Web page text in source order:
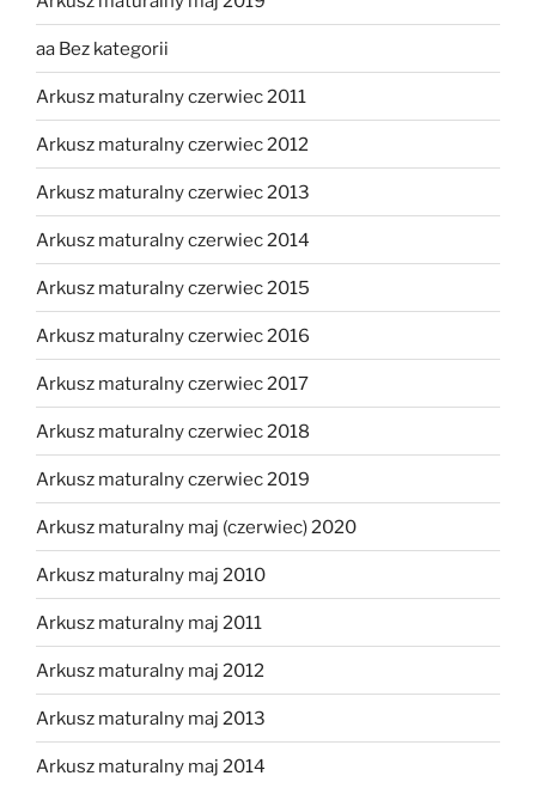
aa Bez kategorii
Arkusz maturalny czerwiec 2011
Arkusz maturalny czerwiec 2012
Arkusz maturalny czerwiec 2013
Arkusz maturalny czerwiec 2014
Arkusz maturalny czerwiec 2015
Arkusz maturalny czerwiec 2016
Arkusz maturalny czerwiec 2017
Arkusz maturalny czerwiec 2018
Arkusz maturalny czerwiec 2019
Arkusz maturalny maj (czerwiec) 2020
Arkusz maturalny maj 2010
Arkusz maturalny maj 2011
Arkusz maturalny maj 2012
Arkusz maturalny maj 2013
Arkusz maturalny maj 2014